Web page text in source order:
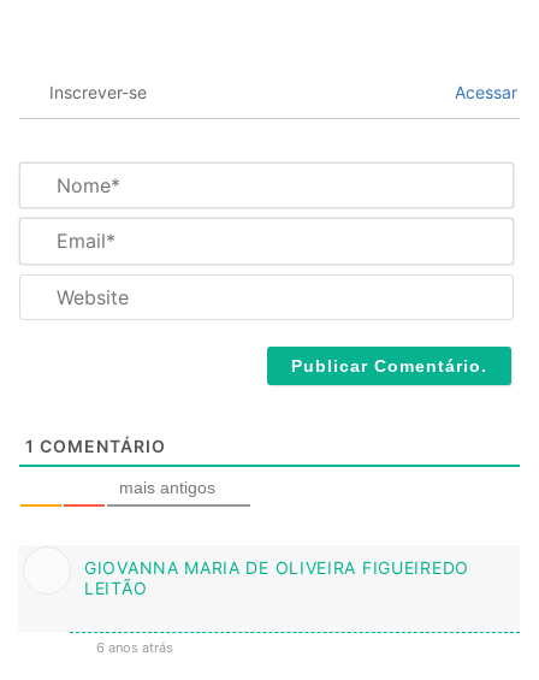
Inscrever-se Acessar
m
*a
l
1 COMENTÁRIO
mais antigos
GIOVANNA MARIA DE OLIVEIRA FIGUEIREDO
LEITÃO
6 anos atrás